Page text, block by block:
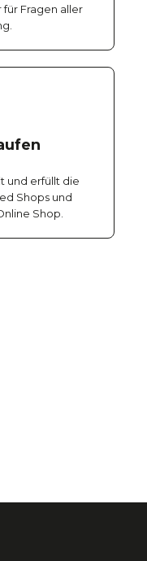
für Fragen aller
und erfüllt die
Shops und
Shop.